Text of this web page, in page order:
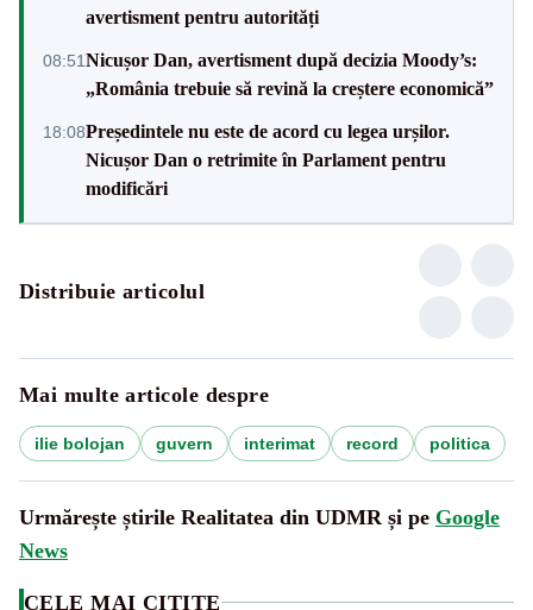
avertisment pentru autorități
08:51Nicușor Dan, avertisment după decizia Moody’s:
„România trebuie să revină la creștere economică”
18:08Președintele nu este de acord cu legea urșilor.
Nicușor Dan o retrimite în Parlament pentru
modificări
Distribuie articolul
Mai multe articole despre
ilie bolojan guvern interimat record politica
Urmărește știrile Realitatea din UDMR și pe Google
News
CELE MAI CITITE